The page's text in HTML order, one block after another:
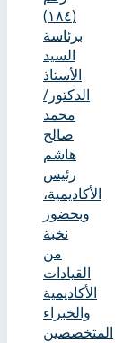
(١٨٤)
برئاسة
السيد
الأستاذ
الدكتور/
محمد
صالح
هاشم
رئيس
الأكاديمية،
وبحضور
نخبة
من
القيادات
الأكاديمية
والخبراء
المتخصصين